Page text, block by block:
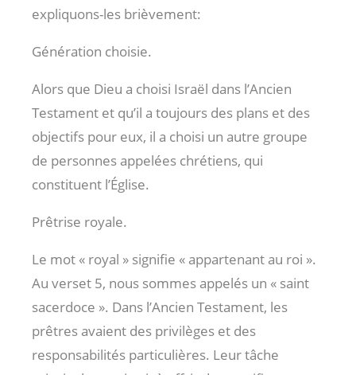
expliquons-les brièvement:
Génération choisie.
Alors que Dieu a choisi Israël dans l’Ancien
Testament et qu’il a toujours des plans et des
objectifs pour eux, il a choisi un autre groupe
de personnes appelées chrétiens, qui
constituent l’Église.
Prêtrise royale.
Le mot « royal » signifie « appartenant au roi ».
Au verset 5, nous sommes appelés un « saint
sacerdoce ». Dans l’Ancien Testament, les
prêtres avaient des privilèges et des
responsabilités particulières. Leur tâche